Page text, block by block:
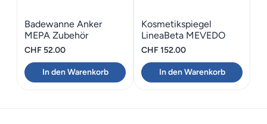
Badewanne Anker
MEPA Zubehör
Duschtasse
CHF 52.00
In den Warenkorb
Kosmetikspiegel
LineaBeta MEVEDO
CHF152.00
In den Warenkorb